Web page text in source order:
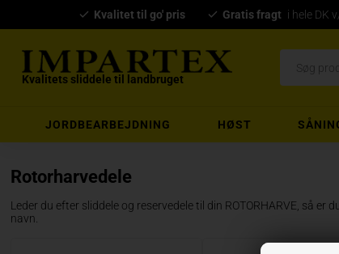
Kvalitet til go' pris Gratis fragt i hele DK
Kvalitets sliddele til landbruget
JORDBEARBEJDNING HØST
Rotorharvedele
Leder du efter sliddele og reservedele til din ROTORHARVE, så
navn.